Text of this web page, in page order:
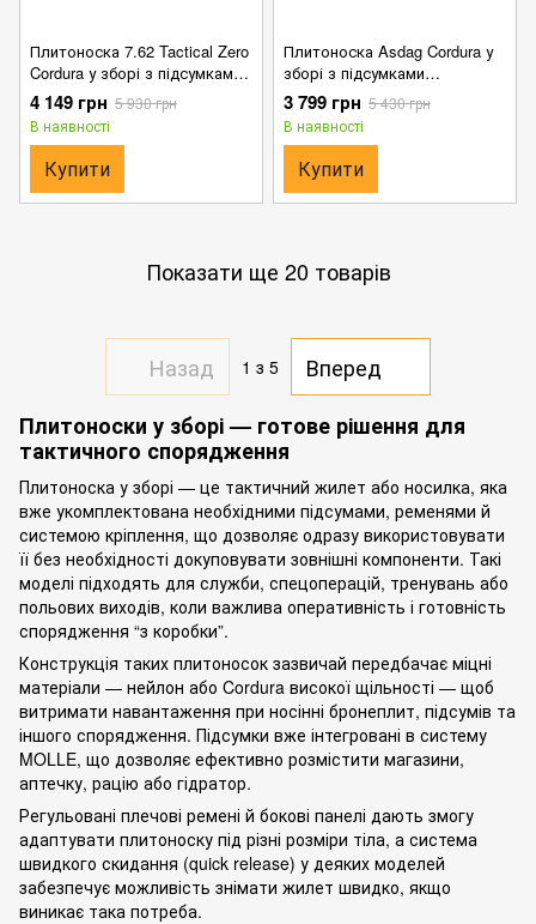
Плитоноска 7.62 Tactical Zero
Cordura у зборі з підсумками
та напашником піксель
розмір універсальний
4 149 грн 5 930 грн
В наявності
Купити
Плитоноска Asdag Cordura у
зборі з підсумками
мультикам розмір
універсальний
3 799 грн 5 430 грн
В наявності
Купити
Показати ще 20 товарів
Назад 1 з 5
Вперед
Плитоноски у зборі — готове рішення для
тактичного спорядження
Плитоноска у зборі — це тактичний жилет або носилка, яка
вже укомплектована необхідними підсумами, ременями й
системою кріплення, що дозволяє одразу використовувати
її без необхідності докуповувати зовнішні компоненти. Такі
моделі підходять для служби, спецоперацій, тренувань або
польових виходів, коли важлива оперативність і готовність
спорядження “з коробки”.
Конструкція таких плитоносок зазвичай передбачає міцні
матеріали — нейлон або Cordura високої щільності — щоб
витримати навантаження при носінні бронеплит, підсумів та
іншого спорядження. Підсумки вже інтегровані в систему
MOLLE, що дозволяє ефективно розмістити магазини,
аптечку, рацію або гідратор.
Регульовані плечові ремені й бокові панелі дають змогу
адаптувати плитоноску під різні розміри тіла, а система
швидкого скидання (quick release) у деяких моделей
забезпечує можливість знімати жилет швидко, якщо
виникає така потреба.